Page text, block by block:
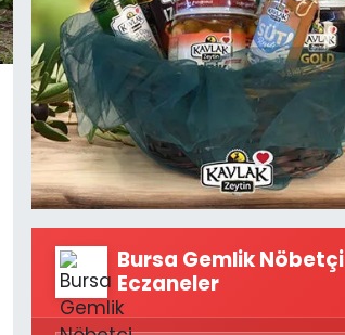
Bursa Gemlik Nöbetçi
Eczaneler